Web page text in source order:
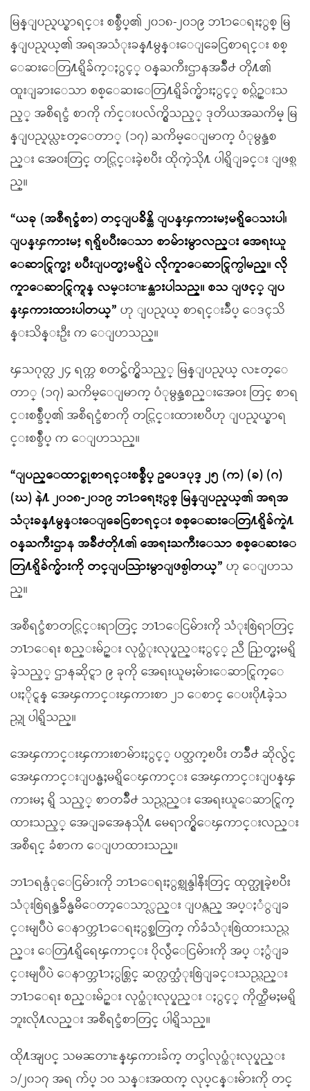
မြန္ျပည္နယ္စာရင္း စစ္ခ်ဳပ္၏ ၂၀၁၈-၂၀၁၉ ဘ႑ာေရးႏွစ္ မြ
န္ျပည္နယ္၏ အရအသံုးခန္႔မွန္းေျခေငြစာရင္း စစ္
ေဆးေတြ႔ရွိခ်က္ႏွင့္ ဝန္ႀကီးဌာနအခ်ဳိ႕ တို႔၏
ထူးျခားေသာ စစ္ေဆးေတြ႔ရွိခ်က္မ်ားႏွင့္ စပ္လ်ဥ္းသ
ည့္ အစီရင္ခံ စာကို က်င္းပလ်က္ရွိသည့္ ဒုတိယအႀကိမ္ မြ
န္ျပည္နယ္လႊတ္ေတာ္ (၁၇) ႀကိမ္ေျမာက္ ပံုမွန္အစ
ည္း အေဝးတြင္ တင္သြင္းခဲ့ၿပီး ထိုကဲ့သို႔ ပါရွိျခင္း ျဖစ္သ
ည္။
“ယခု (အစီရင္ခံစာ) တင္ျပခ်ိန္ထိ ျပန္ၾကားမႈမရွိေသးပါ၊
ျပန္ၾကားမႈ ရရွိၿပီးေသာ စာမ်ားမွာလည္း အေရးယူ
ေဆာင္ရြက္မႈ ၿပီးျပတ္မႈမရွိပဲ လိုက္နာေဆာင္ရြက္ပါမည္။ လို
က္နာေဆာင္ရြက္ရန္ လမ္းၫႊန္ထားပါသည္။ စသ ျဖင့္ ျပ
န္ၾကားထားပါတယ္” ဟု ျပည္နယ္ စာရင္းခ်ဳပ္ ေဒၚသိ
န္းသိန္းဦး က ေျပာသည္။
ၾသဂုတ္လ ၂၄ ရက္က စတင္လ်ွက္ရွိသည့္ မြန္ျပည္နယ္ လႊတ္ေ
တာ္ (၁၇) ႀကိမ္ေျမာက္ ပံုမွန္အစည္းအေဝး တြင္ စာရ
င္းစစ္ခ်ဳပ္၏ အစီရင္ခံစာကို တင္သြင္းထားၿပီဟု ျပည္နယ္စာရ
င္းစစ္ခ်ဳပ္ က ေျပာသည္။
“ျပည္ေထာင္စုစာရင္းစစ္ခ်ဳပ္ ဥပေဒပုဒ္ ၂၅ (က) (ခ) (ဂ)
(ဃ) နဲ႔ ၂၀၁၈-၂၀၁၉ ဘ႑ာေရးႏွစ္ မြန္ျပည္နယ္၏ အရအ
သံုးခန္႔မွန္းေျခေငြစာရင္း စစ္ေဆးေတြ႔ရွိခ်က္နဲ႔
ဝန္ႀကီးဌာန အခ်ဳိ႕တို႔၏ အေရးႀကီးေသာ စစ္ေဆးေ
တြ႔ရွိခ်က္မ်ားကို တင္ျပသြားမွာျဖစ္ပါတယ္” ဟု ေျပာသ
ည္။
အစီရင္ခံစာတင္သြင္းရာတြင္ ဘ႑ာေငြမ်ားကို သံုးစြဲရာတြင္
ဘ႑ာေရး စည္းမ်ဥ္း လုပ္ထံုးလုပ္နည္းႏွင့္ ညီ ညြတ္မႈမရွိ
ခဲ့သည့္ ဌာနဆိုင္ရာ ၉ ခုကို အေရးယူမႈမ်ားေဆာင္ရြက္ေ
ပးႏိုင္ရန္ အေၾကာင္းၾကားစာ ၂၁ ေစာင္ ေပးပို႔ခဲ့သ
ည္ဟု ပါရွိသည္။
အေၾကာင္းၾကားစာမ်ားႏွင့္ ပတ္သက္ၿပီး တခ်ဳိ႕ ဆိုလွ်င္
အေၾကာင္းျပန္မႈမရွိေၾကာင္း အေၾကာင္းျပန္ၾ
ကားမႈ ရွိ သည့္ စာတခ်ဳိ႕ သည္လည္း အေရးယူေဆာင္ရြက္
ထားသည့္ အေျခအေနသို႔ မေရာက္ရွိေၾကာင္းလည္း
အစီရင္ ခံစာက ေျပာထားသည္။
ဘ႑ာရန္ပံုေငြမ်ားကို ဘ႑ာေရးႏွစ္ကုန္ခါနီးတြင္ ထုတ္ယူခဲ့ၿပီး
သံုးစြဲရန္အခ်ိန္မမီေတာ့ေသာ္လည္း ျပန္လည္ အပ္ႏံွျခ
င္းမျပဳပဲ ေနာက္ဘ႑ာေရးႏွစ္အတြက္ က်ခံသံုးစြဲထားသည္လ
ည္း ေတြ႔ရွိရေၾကာင္း ပိုလွ်ံေငြမ်ားကို အပ္ ႏွံျခ
င္းမျပဳပဲ ေနာက္ဘ႑ာႏွစ္တြင္ ဆက္လက္သံုးစြဲျခင္းသည္လည္း
ဘ႑ာေရး စည္းမ်ဥ္း လုပ္ထံုးလုပ္နည္း ႏွင့္ ကိုက္ညီမႈမရွိ
ဘူးလို႔လည္း အစီရင္ခံစာတြင္ ပါရွိသည္။
ထို႔အျပင္ သမၼတၫႊန္ၾကားခ်က္ တင္ဒါလုပ္ထံုးလုပ္နည္း
၁/၂၀၁၇ အရ က်ပ္ ၁၀ သန္းအထက္ လုပ္ငန္းမ်ားကို တင္